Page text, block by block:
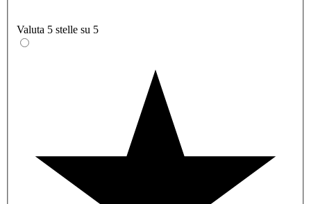
Valuta 5 stelle su 5